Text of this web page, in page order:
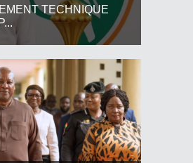
TECHNIQUE